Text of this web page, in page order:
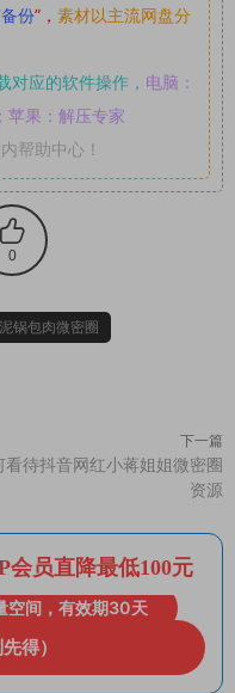
份”， 素材以主流网盘分
对应的软件操作， 电脑：
果：解压专家
帮助中心！
0
锅包肉微密圈
下一篇
看待抖音网红小蒋姐姐微密圈
资源
会员直降最低100元
空间，有效期30天
得）